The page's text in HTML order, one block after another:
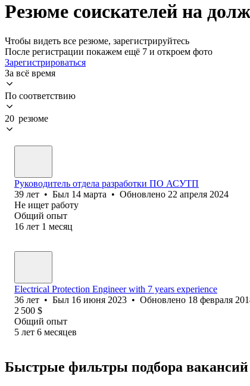
Резюме соискателей на
Чтобы видеть все резюме, зарегистрируйтесь
После регистрации покажем ещё 7 и откроем фото
Зарегистрироваться
За всё время
По соответствию
20 резюме
Руководитель отдела разработки ПО АСУТП
39 лет • Был 14 марта • Обновлено 22 апреля 2024
Не ищет работу
Общий опыт
16 лет 1 месяц
Electrical Protection Engineer with 7 years experience
36 лет • Был 16 июня 2023 • Обновлено 18 февраля
2 500 $
Общий опыт
5 лет 6 месяцев
Быстрые фильтры подбора вакансий